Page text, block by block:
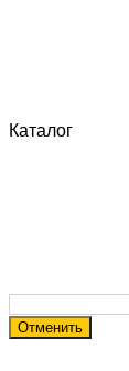
Каталог
Отменить